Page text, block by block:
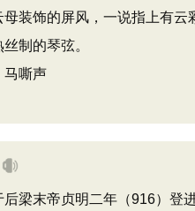
装饰的屏风，一说指上有云
制的琴弦。
马嘶声
末帝贞明二年（916）登进